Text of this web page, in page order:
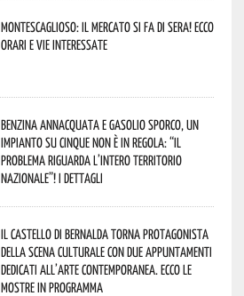
Montescaglioso: il mercato si fa di sera! Ecco
orari e vie interessate
Benzina annacquata e gasolio sporco, un
impianto su cinque non è in regola: “il
problema riguarda l’intero territorio
Nazionale”! I dettagli
Il Castello di Bernalda torna protagonista
della scena culturale con due appuntamenti
dedicati all’arte contemporanea. Ecco le
mostre in programma